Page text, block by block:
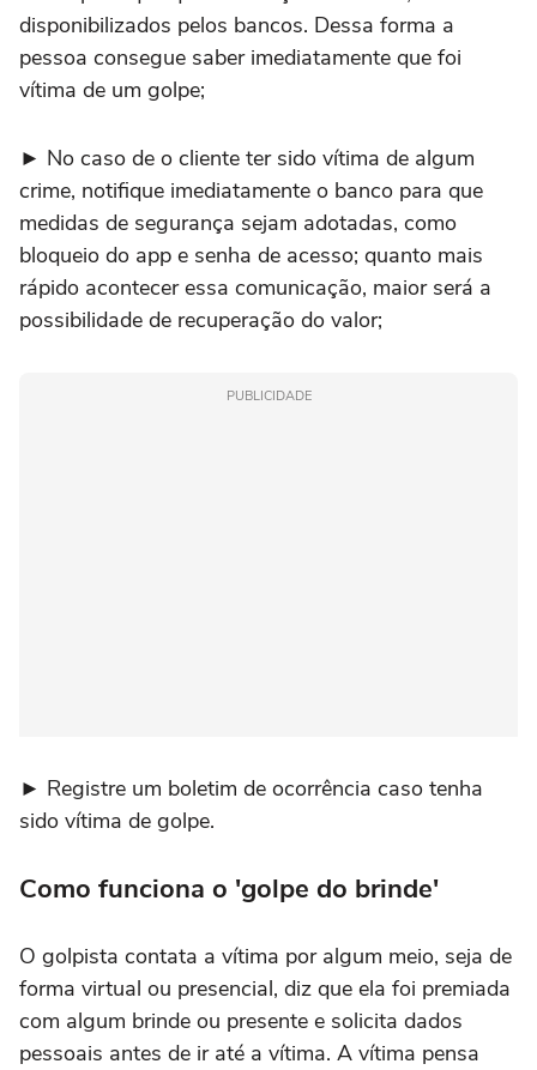
disponibilizados pelos bancos. Dessa forma a
pessoa consegue saber imediatamente que foi
vítima de um golpe;
► No caso de o cliente ter sido vítima de algum
crime, notifique imediatamente o banco para que
medidas de segurança sejam adotadas, como
bloqueio do app e senha de acesso; quanto mais
rápido acontecer essa comunicação, maior será a
possibilidade de recuperação do valor;
PUBLICIDADE
► Registre um boletim de ocorrência caso tenha
sido vítima de golpe.
Como funciona o 'golpe do brinde'
O golpista contata a vítima por algum meio, seja de
forma virtual ou presencial, diz que ela foi premiada
com algum brinde ou presente e solicita dados
pessoais antes de ir até a vítima. A vítima pensa